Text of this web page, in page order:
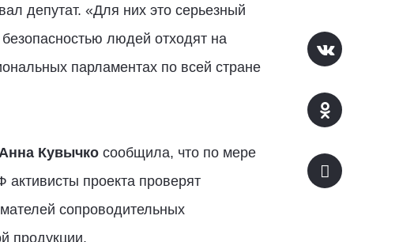
депутат. «Для них это серьезный
людей отходят на
парламентах по всей стране
Кувычкосообщила, что по мере
проекта проверят
сопроводительных
продукции.